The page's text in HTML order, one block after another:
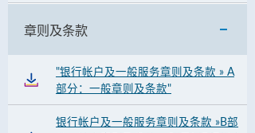
章则及条款
"银行帐户及一般服务章则及条款 » A
部分：一般章则及条款"
银行帐户及一般服务章则及条款 »B部